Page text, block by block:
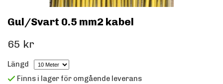
Gul/Svart 0.5 mm2 kabel
65 kr
Längd
Finns i lager för omgående leverans